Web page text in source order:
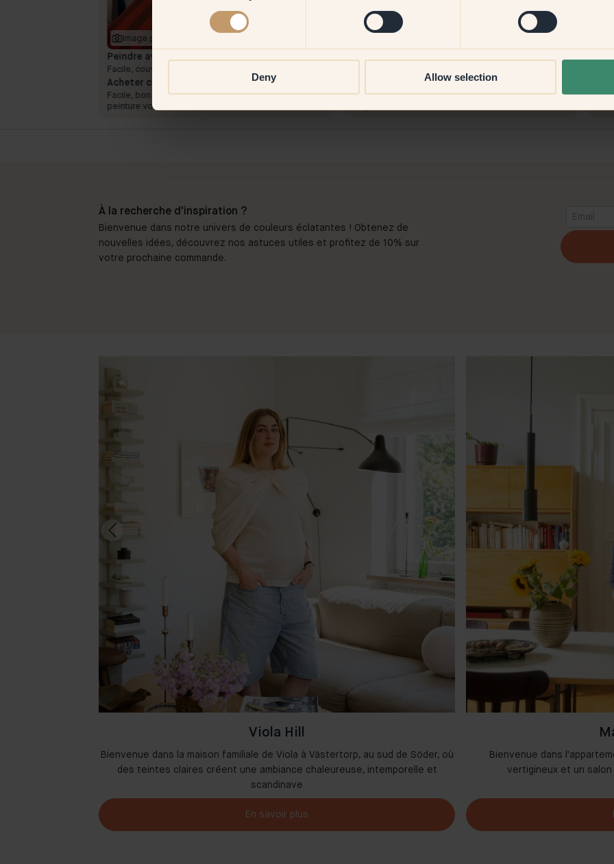
Deny Allow selection
Image produit
Peindre avec :
Facile, couvre vraiment bien
Acheter chez Klint :
Facile, bon calculateur pour déterminer combien de
peinture vous avez besoin
Acheter chez Klint :
La page est claire et le processus de commande est
À la recherche d'inspiration ?
Bienvenue dans notre univers de couleurs éclatantes ! Obtenez de
nouvelles idées, découvrez nos astuces utiles et profitez de 10% sur
votre prochaine commande.
Viola Hill
Bienvenue dans la maison familiale de Viola à Västertorp, au sud de Söder, où
des teintes claires créent une ambiance chaleureuse, intemporelle et
scandinave
En savoir plus
Bienvenue dans
vertigineux et un